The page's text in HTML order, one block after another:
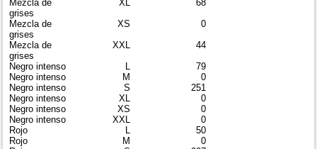
Mezcla de
grises
XL
68
Mezcla de
grises
XS
0
Mezcla de
grises
XXL
44
Negro intenso
L
79
Negro intenso
M
0
Negro intenso
S
251
Negro intenso
XL
0
Negro intenso
XS
0
Negro intenso
XXL
0
Rojo
L
50
Rojo
M
0